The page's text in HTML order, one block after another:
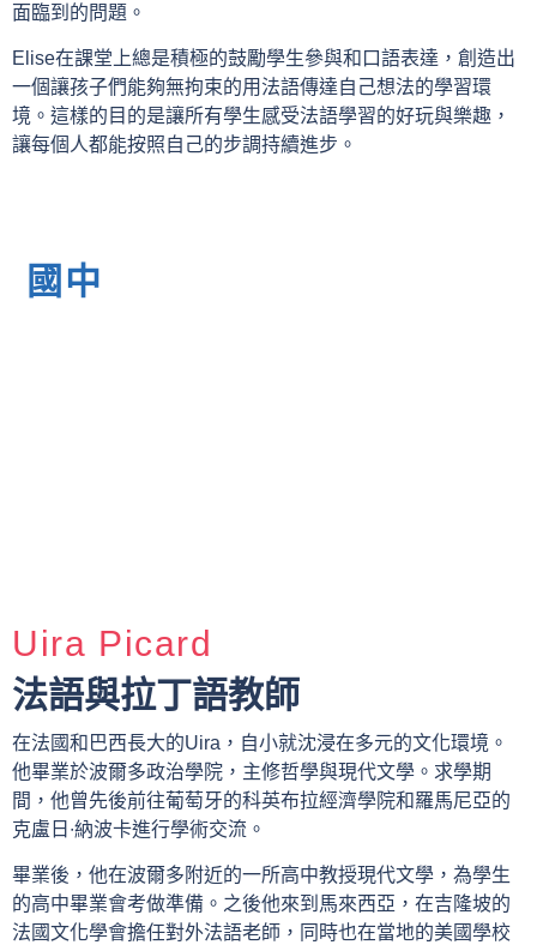
面臨到的問題。
Elise在課堂上總是積極的鼓勵學生參與和口語表達，創造出
一個讓孩子們能夠無拘束的用法語傳達自己想法的學習環
境。這樣的目的是讓所有學生感受法語學習的好玩與樂趣，
讓每個人都能按照自己的步調持續進步。
國中
Uira Picard
法語與拉丁語教師
在法國和巴西長大的Uira，自小就沈浸在多元的文化環境。
他畢業於波爾多政治學院，主修哲學與現代文學。求學期
間，他曾先後前往葡萄牙的科英布拉經濟學院和羅馬尼亞的
克盧日∙納波卡進行學術交流。
畢業後，他在波爾多附近的一所高中教授現代文學，為學生
的高中畢業會考做準備。之後他來到馬來西亞，在吉隆坡的
法國文化學會擔任對外法語老師，同時也在當地的美國學校